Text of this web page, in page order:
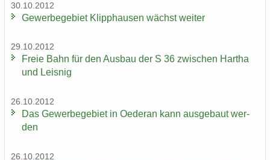
30.10.2012
Ge­wer­be­ge­biet Klipp­hau­sen wächst wei­ter
29.10.2012
Freie Bahn für den Aus­bau der S 36 zwi­schen Har­tha
und Leis­nig
26.10.2012
Das Ge­wer­be­ge­biet in Oe­der­an kann aus­ge­baut wer­
den
26.10.2012